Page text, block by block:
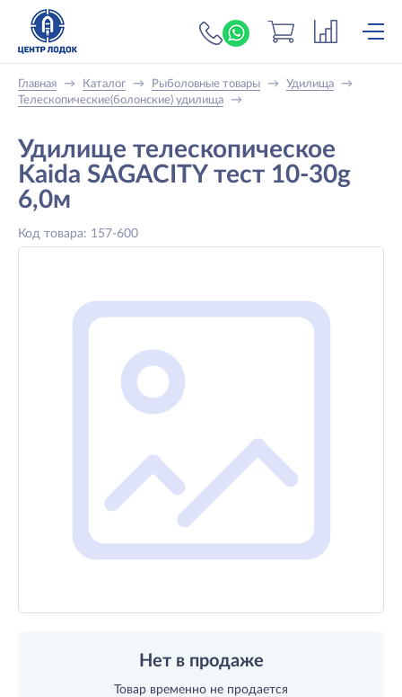
+7 (919) 698-56-
Главная → Каталог → Рыболовные товары → Удилища
→
Телескопические(болонские) удилища
→
Удилище телескопическое
Kaida SAGACITY тест 10-30g
6,0м
Код товара: 157-600
Нет в продаже
Товар временно не продается